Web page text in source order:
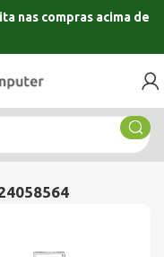
nas compras acima de